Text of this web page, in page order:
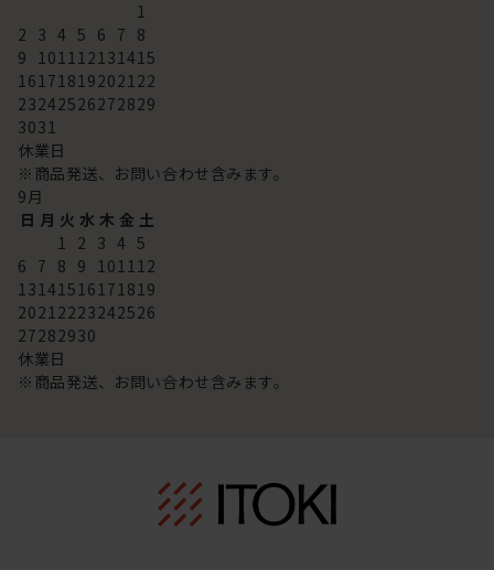
1
2 3 4 5 6 7 8
9 101112131415
16171819202122
23242526272829
3031
休業日
※商品発送、お問い合わせ含みます。
9月
日 月 火 水 木 金 土
1 2 3 4 5
6 7 8 9 101112
13141516171819
20212223242526
27282930
休業日
※商品発送、お問い合わせ含みます。